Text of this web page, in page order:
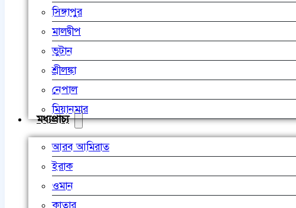
সিঙ্গাপুর
মালদ্বীপ
ভুটান
শ্রীলঙ্কা
নেপাল
মিয়ানমার
মধ্যপ্রাচ্য
আরব আমিরাত
ইরাক
ওমান
কাতার